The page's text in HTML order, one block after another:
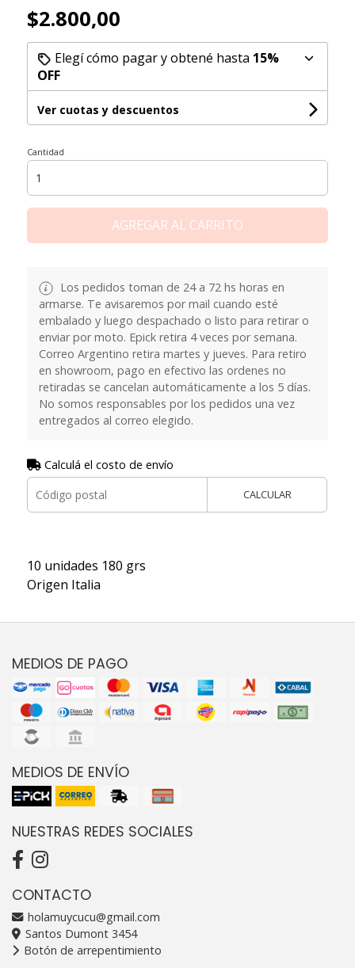
$2.800,00
Elegí cómo pagar y obtené hasta 15%
OFF
Ver cuotas y descuentos
Cantidad
AGREGAR AL CARRITO
Los pedidos toman de 24 a 72 hs horas en
armarse. Te avisaremos por mail cuando esté
embalado y luego despachado o listo para retirar o
enviar por moto. Epick retira 4 veces por semana.
Correo Argentino retira martes y jueves. Para retiro
en showroom, pago en efectivo las ordenes no
retiradas se cancelan automáticamente a los 5 días.
No somos responsables por los pedidos una vez
entregados al correo elegido.
Calculá el costo de envío
CALCULAR
10 unidades 180 grs
Origen Italia
MEDIOS DE PAGO
MEDIOS DE ENVÍO
NUESTRAS REDES SOCIALES
CONTACTO
holamuycucu@gmail.com
Santos Dumont 3454
Botón de arrepentimiento